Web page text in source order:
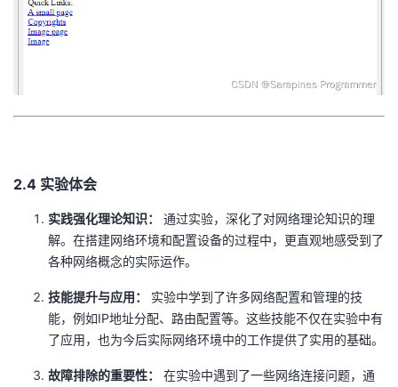
2.4 实验体会
实践强化理论知识：
通过实验，深化了对网络理论知识的理
解。在搭建网络环境和配置设备的过程中，更直观地感受到了
各种网络概念的实际运作。
技能提升与应用：
实验中学到了许多网络配置和管理的技
能，例如IP地址分配、路由配置等。这些技能不仅在实验中有
了应用，也为今后实际网络环境中的工作提供了实用的基础。
故障排除的重要性：
在实验中遇到了一些网络连接问题，通